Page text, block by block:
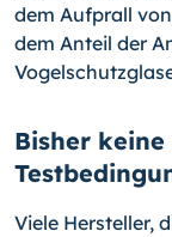
dem Aufprall
dem Anteil der
Bisher
Viele Hersteller,